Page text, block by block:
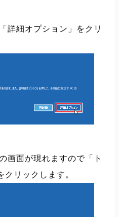
詳細オプション」をクリ
画面が現れますので「ト
リックします。